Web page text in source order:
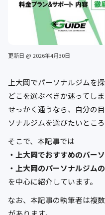
更新日 @ 2026年4月30日
上大岡でパーソナルジムを
どこを選ぶべきか迷ってしま
せっかく通うなら、自分の
ソナルジムを選びたいところ
そこで、本記事では
・上大岡でおすすめのパー
・上大岡のパーソナルジム
を中心に紹介しています。
なお、本記事の執筆者は複